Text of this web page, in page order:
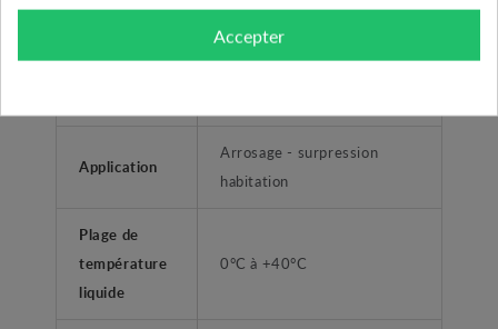
Liquides propres, sans corps
Application
Arrosage - surpression
habitation
Plage de
température
liquide
0°C à +40°C
Accepter